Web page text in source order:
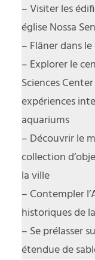
– Visiter les
église Nossa
– Flâner dans
– Explorer le
Sciences
expériences
aquariums
– Découvrir le
collection
la ville
– Contempler
historiques de
– Se prélasser
étendue de